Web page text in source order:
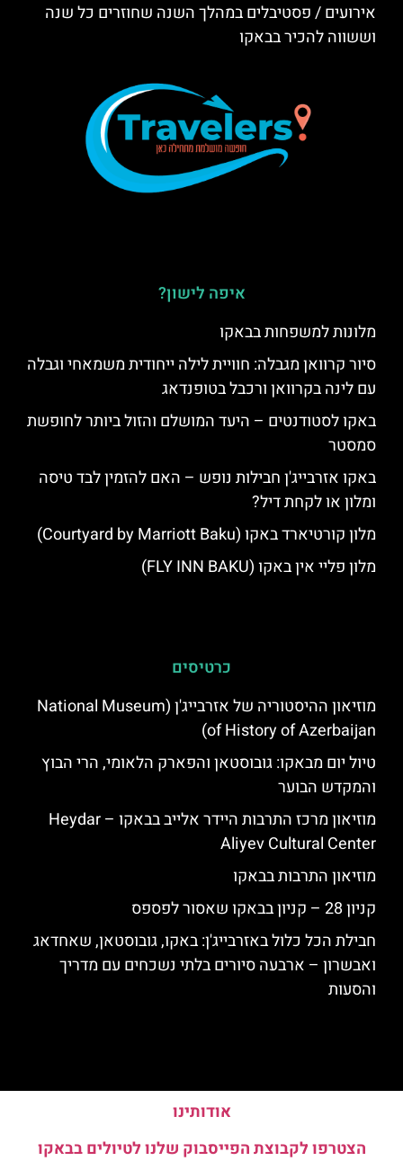
אירועים / פסטיבלים במהלך השנה שחוזרים כל שנה
וששווה להכיר בבאקו
איפה לישון?
מלונות למשפחות בבאקו
סיור קרוואן מגבלה: חוויית לילה ייחודית משמאחי וגבלה
עם לינה בקרוואן ורכבל בטופנדאג
באקו לסטודנטים – היעד המושלם והזול ביותר לחופשת
סמסטר
באקו אזרבייג'ן חבילות נופש – האם להזמין לבד טיסה
ומלון או לקחת דיל?
מלון קורטיארד באקו (Courtyard by Marriott Baku)
מלון פליי אין באקו (FLY INN BAKU)
כרטיסים
מוזיאון ההיסטוריה של אזרבייג'ן (National Museum
of History of Azerbaijan)
טיול יום מבאקו: גובוסטאן והפארק הלאומי, הרי הבוץ
והמקדש הבוער
מוזיאון מרכז התרבות היידר אלייב בבאקו – Heydar
Aliyev Cultural Center
מוזיאון התרבות בבאקו
קניון 28 – קניון בבאקו שאסור לפספס
חבילת הכל כלול באזרבייג'ן: באקו, גובוסטאן, שאחדאג
ואבשרון – ארבעה סיורים בלתי נשכחים עם מדריך
והסעות
אודותינו
הצטרפו לקבוצת הפייסבוק שלנו לטיולים בבאקו